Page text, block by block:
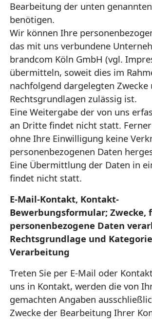
Bearbeitung der unten
benötigen.
Wir können Ihre
das mit uns verbundene
brandcom Köln GmbH (vgl.
übermitteln, soweit dies im
nachfolgend dargelegten Zwecke
Rechtsgrundlagen zulässig ist.
Eine Weitergabe der von uns
an Dritte findet nicht statt.
ohne Ihre Einwilligung keine
personenbezogenen Daten
Eine Übermittlung der Daten in
findet nicht statt.
E-Mail-Kontakt, Kontakt-
Bewerbungsformular; Zwecke,
personenbezogene Daten
Rechtsgrundlage und
Verarbeitung
Treten Sie per E-Mail oder
uns in Kontakt, werden die von
gemachten Angaben
Zwecke der Bearbeitung Ihrer